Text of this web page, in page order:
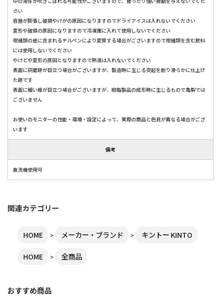
さい
容器が膨張し破損やけがの原因になりますのでドライアイスは入れないでください
変形や破損の原因になりますので冷凍庫に入れて使用しないでください
柑橘類の皮に含まれるテルペンにより変質する場合がございますので柑橘類を含む飲料
には使用しないでください
やけどや変形の原因となりますので熱湯は入れないでください
表面に研磨跡が目立つ場合がございますが、製造時に生じる突起を削り滑らかに仕上げ
た跡です
表面に細い線が目立つ場合がございますが、樹脂製品の成形時に生じるもので亀裂では
ございません
お使いのモニターの性能・環境・設定によって、実際の商品と色見が異なる場合がござ
います
備考
食洗機使用可
関連カテゴリー
HOME メーカー・ブランド キントー KINTO
HOME 全商品
おすすめ商品